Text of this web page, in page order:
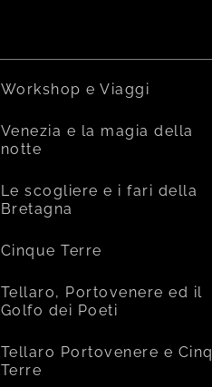
Workshop e Viaggi
Venezia e la magia della
notte
Le scogliere e i fari della
Bretagna
Cinque Terre
Tellaro, Portovenere ed il
Golfo dei Poeti
Tellaro Portovenere e
Terre